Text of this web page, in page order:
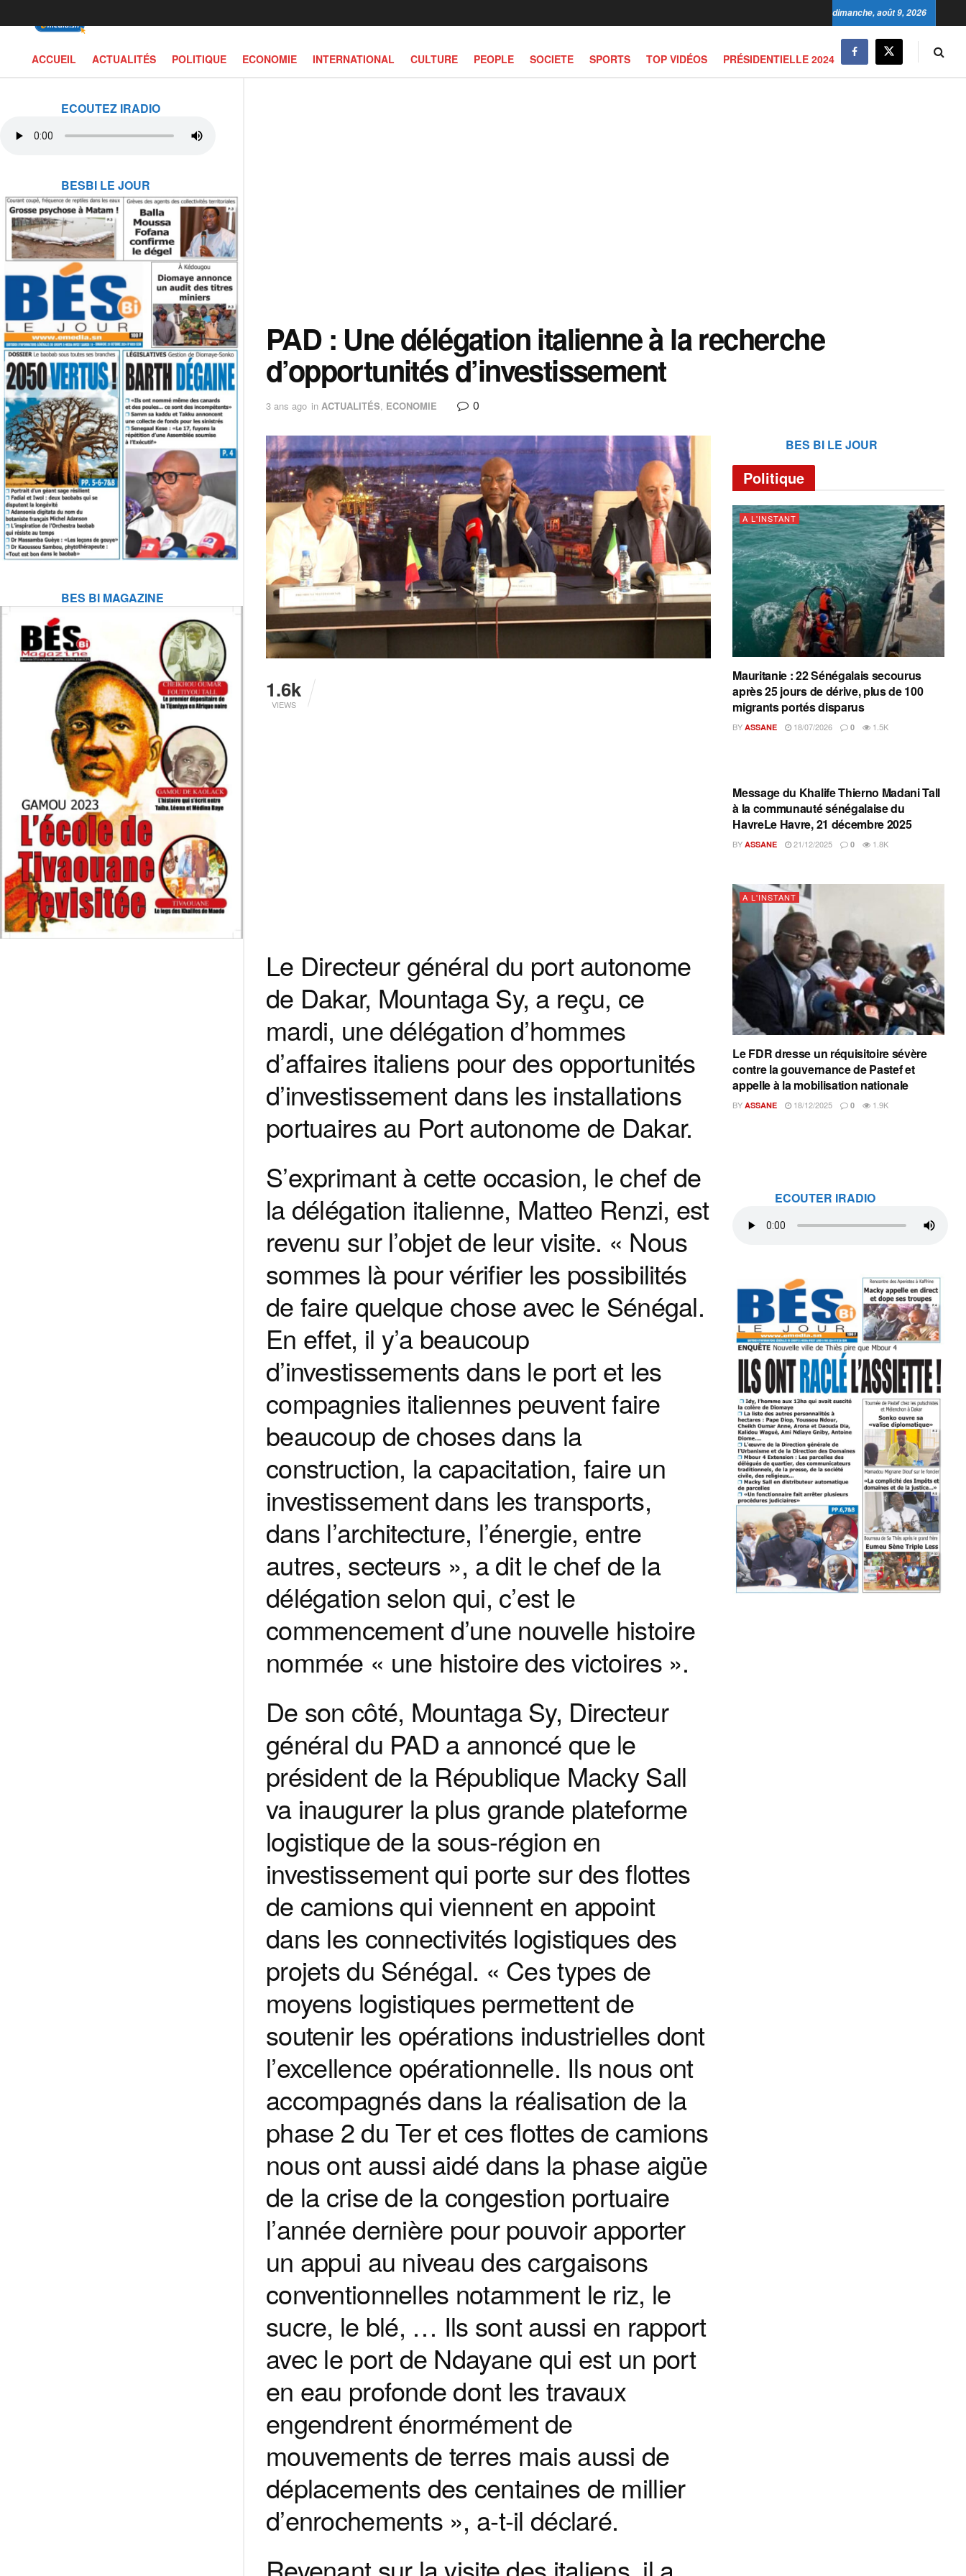
ECOUTEZ IRADIO
BESBI LE JOUR
BES BI MAGAZINE
dimanche, août 9, 2026
ACCUEIL ACTUALITÉS POLITIQUE ECONOMIE INTERNATIONAL CULTURE PEOPLE SOCIETE SPORTS TOP VIDÉOS PRÉSIDENTIELLE 2024
PAD : Une délégation italienne à la recherche
d’opportunités d’investissement
3 ans ago in ACTUALITÉS, ECONOMIE 0
1.6k
VIEWS
Le Directeur général du port autonome
de Dakar, Mountaga Sy, a reçu, ce
mardi, une délégation d’hommes
d’affaires italiens pour des opportunités
d’investissement dans les installations
portuaires au Port autonome de Dakar.
S’exprimant à cette occasion, le chef de
la délégation italienne, Matteo Renzi, est
revenu sur l’objet de leur visite. « Nous
sommes là pour vérifier les possibilités
de faire quelque chose avec le Sénégal.
En effet, il y’a beaucoup
d’investissements dans le port et les
compagnies italiennes peuvent faire
beaucoup de choses dans la
construction, la capacitation, faire un
investissement dans les transports,
dans l’architecture, l’énergie, entre
autres, secteurs », a dit le chef de la
délégation selon qui, c’est le
commencement d’une nouvelle histoire
nommée « une histoire des victoires ».
De son côté, Mountaga Sy, Directeur
général du PAD a annoncé que le
président de la République Macky Sall
va inaugurer la plus grande plateforme
logistique de la sous-région en
investissement qui porte sur des flottes
de camions qui viennent en appoint
dans les connectivités logistiques des
projets du Sénégal. « Ces types de
moyens logistiques permettent de
soutenir les opérations industrielles dont
l’excellence opérationnelle. Ils nous ont
accompagnés dans la réalisation de la
phase 2 du Ter et ces flottes de camions
nous ont aussi aidé dans la phase aigüe
de la crise de la congestion portuaire
l’année dernière pour pouvoir apporter
un appui au niveau des cargaisons
conventionnelles notamment le riz, le
sucre, le blé, … Ils sont aussi en rapport
avec le port de Ndayane qui est un port
en eau profonde dont les travaux
engendrent énormément de
mouvements de terres mais aussi de
déplacements des centaines de millier
d’enrochements », a-t-il déclaré.
BES BI LE JOUR
Politique
A L'INSTANT
Mauritanie : 22 Sénégalais secourus
après 25 jours de dérive, plus de 100
migrants portés disparus
BY ASSANE 18/07/2026 0 1.5K
A L'INSTANT
Message du Khalife Thierno Madani Tall
à la communauté sénégalaise du
HavreLe Havre, 21 décembre 2025
BY ASSANE 21/12/2025 0 1.8K
A L'INSTANT
Le FDR dresse un réquisitoire sévère
contre la gouvernance de Pastef et
appelle à la mobilisation nationale
BY ASSANE 18/12/2025 0 1.9K
ECOUTER IRADIO